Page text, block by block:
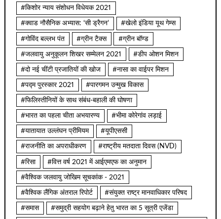
#किशोर न्याय संशोधन विधेयक 2021
#क्वाड नौसैनिक अभ्यास: ‘सी ड्रैगन’ #खेलो इंडिया यूथ गेम्स
#गोविंद बल्लभ पंत #ग्रीन टैक्स #ग्रीन बॉण्ड
#जलवायु अनुकूलन शिखर सम्मेलन 2021 #डीप ओशन मिशन
#दो नई चींटी प्रजातियों की खोज #नासा का वाईपर मिशन
#पद्म पुरस्कार 2021 #पारगमन उन्मुख विकास
#फिलिस्तीनियों के साथ संबंध-बहाली की घोषणा
#भारत का पहला चीता अभयारण्य #भीमा कोरेगांव लड़ाई
#यातायात उल्लंघन प्रीमियम #यूपीएससी
#राजनीति का अपराधीकरण #राष्ट्रीय मतदाता दिवस (NVD)
#रिसा #वित्त वर्ष 2021 में आईएमएफ का अनुमान
#वैश्विक जलवायु जोखिम सूचकांक - 2021
#वैश्विक लैंगिक अंतराल रिपोर्ट #संयुक्त राष्ट्र मानवाधिकार परिषद
#समास #समुद्री सहयोग बढ़ाने हेतु भारत का 5 सूत्री एजेंडा